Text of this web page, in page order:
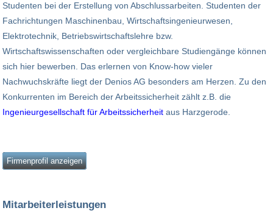
Studenten bei der Erstellung von Abschlussarbeiten. Studenten der
Fachrichtungen Maschinenbau, Wirtschaftsingenieurwesen,
Elektrotechnik, Betriebswirtschaftslehre bzw.
Wirtschaftswissenschaften oder vergleichbare Studiengänge können
sich hier bewerben. Das erlernen von Know-how vieler
Nachwuchskräfte liegt der Denios AG besonders am Herzen. Zu den
Konkurrenten im Bereich der Arbeitssicherheit zählt z.B. die
Ingenieurgesellschaft für Arbeitssicherheit aus Harzgerode.
Firmenprofil anzeigen
Mitarbeiterleistungen